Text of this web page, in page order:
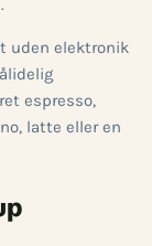
uden elektronik
espresso,
latte eller en